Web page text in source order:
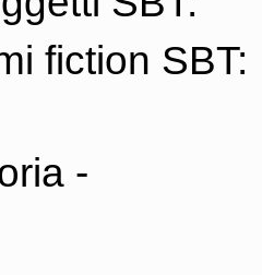
fiction SBT:
-